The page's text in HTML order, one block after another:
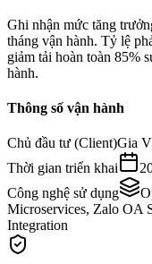
Ghi nhận mức tăng
tháng vận hành. Tỷ lệ
giảm tải hoàn toàn 85%
hành.
Thông số vận hành
Chủ đầu tư (Client)Gia
Thời gian triển khai
Công nghệ sử dụng
Microservices, Zalo OA
Integration